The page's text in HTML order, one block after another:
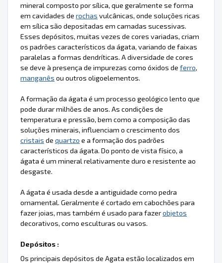
mineral composto por sílica, que geralmente se forma
em cavidades de rochas vulcânicas, onde soluções ricas
em sílica são depositadas em camadas sucessivas.
Esses depósitos, muitas vezes de cores variadas, criam
os padrões característicos da ágata, variando de faixas
paralelas a formas dendríticas. A diversidade de cores
se deve à presença de impurezas como óxidos de ferro,
manganês ou outros oligoelementos.
A formação da ágata é um processo geológico lento que
pode durar milhões de anos. As condições de
temperatura e pressão, bem como a composição das
soluções minerais, influenciam o crescimento dos
cristais de quartzo e a formação dos padrões
característicos da ágata. Do ponto de vista físico, a
ágata é um mineral relativamente duro e resistente ao
desgaste.
A ágata é usada desde a antiguidade como pedra
ornamental. Geralmente é cortado em cabochões para
fazer joias, mas também é usado para fazerobjetos
decorativos, como esculturas ou vasos.
Depósitos :
Os principais depósitos de Agata estão localizados em